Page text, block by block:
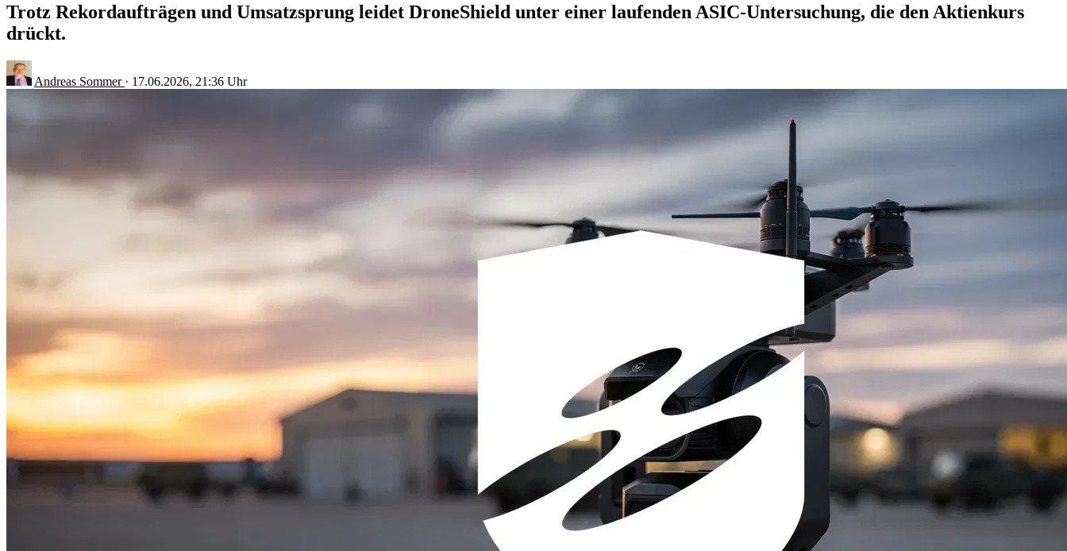
Trotz Rekordaufträgen und Umsatzsprung leidet DroneShield unter einer laufenden ASIC-Untersuchung, die den Aktienkurs
drückt.
Andreas Sommer · 17.06.2026, 21:36 Uhr